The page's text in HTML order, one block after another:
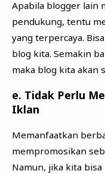
Apabila blogger lain
pendukung, tentu
yang terpercaya.
blog kita. Semakin
maka blog kita akan
e. Tidak Perlu
Iklan
Memanfaatkan
mempromosikan
Namun, jika kita